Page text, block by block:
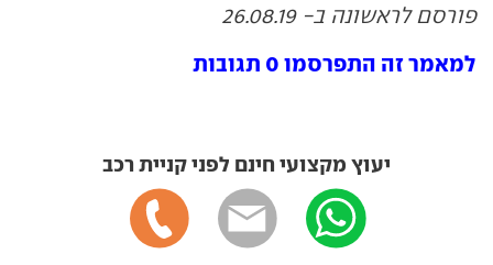
פורסם לראשונה ב- 26.08.19
למאמר זה התפרסמו 0 תגובות
יעוץ מקצועי חינם לפני קניית רכב